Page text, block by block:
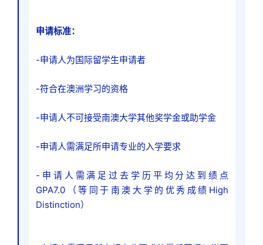
申请标准：
-申请人为国际留学生申请者
-符合在澳洲学习的资格
-申请人不可接受南澳大学其他奖学金或助学金
-申请人需满足所申请专业的入学要求
-申请人需满足过去学历平均分达到绩点
GPA7.0（等同于南澳大学的优秀成绩High
Distinction）